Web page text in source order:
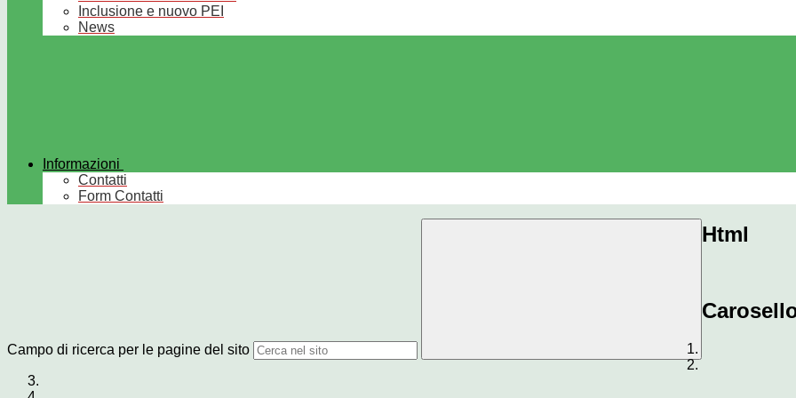
Inclusione e nuovo PEI
News
Informazioni
Contatti
Form Contatti
Campo di ricerca per le pagine del sito
Html